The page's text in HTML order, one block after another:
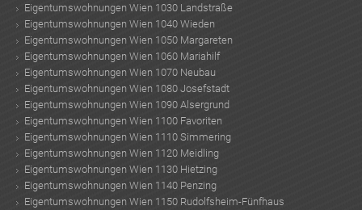
Eigentumswohnungen Wien 1030 Landstraße
Eigentumswohnungen Wien 1040 Wieden
Eigentumswohnungen Wien 1050 Margareten
Eigentumswohnungen Wien 1060 Mariahilf
Eigentumswohnungen Wien 1070 Neubau
Eigentumswohnungen Wien 1080 Josefstadt
Eigentumswohnungen Wien 1090 Alsergrund
Eigentumswohnungen Wien 1100 Favoriten
Eigentumswohnungen Wien 1110 Simmering
Eigentumswohnungen Wien 1120 Meidling
Eigentumswohnungen Wien 1130 Hietzing
Eigentumswohnungen Wien 1140 Penzing
Eigentumswohnungen Wien 1150 Rudolfsheim-Fünfhaus